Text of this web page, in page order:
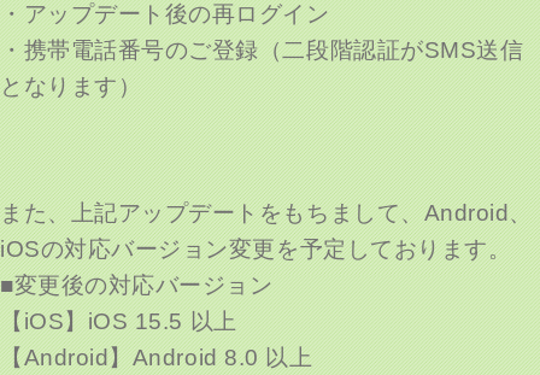
・アップデート後の再ログイン
・携帯電話番号のご登録（二段階認証がSMS送信
となります）
また、上記アップデートをもちまして、Android、
iOSの対応バージョン変更を予定しております。
■変更後の対応バージョン
【iOS】iOS 15.5 以上
【Android】Android 8.0 以上